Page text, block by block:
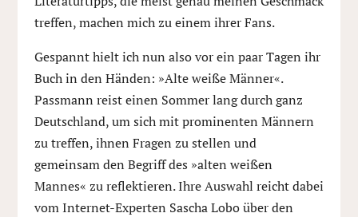
treffen, machen mich zu einem ihrer Fans.
Gespannt hielt ich nun also vor ein paar Tagen ihr
Buch in den Händen: »Alte weiße Männer«.
Passmann reist einen Sommer lang durch ganz
Deutschland, um sich mit prominenten Männern
zu treffen, ihnen Fragen zu stellen und
gemeinsam den Begriff des »alten weißen
Mannes« zu reflektieren. Ihre Auswahl reicht dabei
vom Internet-Experten Sascha Lobo über den